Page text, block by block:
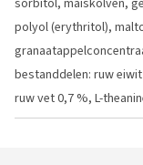
polyol (erythritol),
bestanddelen: ruw
ruw vet 0,7 %, L-